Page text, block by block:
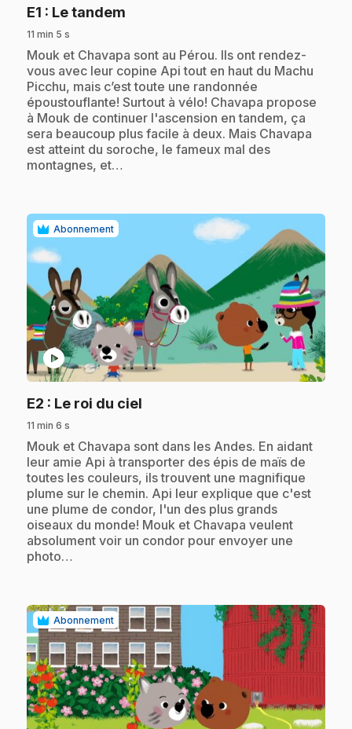
E1 : Le tandem
11 min 5 s
.Mouk et Chavapa sont au Pérou. Ils ont rendez-
vous avec leur copine Api tout en haut du Machu
Picchu, mais c’est toute une randonnée
époustouflante! Surtout à vélo! Chavapa propose
à Mouk de continuer l'ascension en tandem, ça
sera beaucoup plus facile à deux. Mais Chavapa
est atteint du soroche, le fameux mal des
montagnes, et…
Abonnement
play_circle
E2 : Le roi du ciel
11 min 6 s
.Mouk et Chavapa sont dans les Andes. En aidant
leur amie Api à transporter des épis de maïs de
toutes les couleurs, ils trouvent une magnifique
plume sur le chemin. Api leur explique que c'est
une plume de condor, l'un des plus grands
oiseaux du monde! Mouk et Chavapa veulent
absolument voir un condor pour envoyer une
photo…
Abonnement